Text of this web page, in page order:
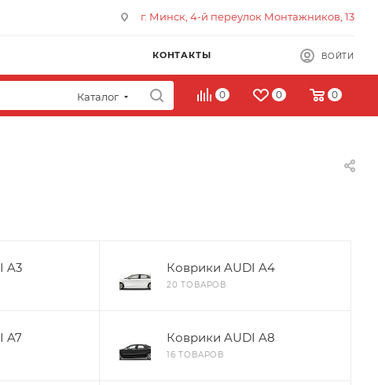
г. Минск, 4-й переулок Монтажников, 13
КОНТАКТЫ ВОЙТИ
Каталог 0 0 0
A3 Коврики AUDI A4
20 ТОВАРОВ
A7 Коврики AUDI A8
16 ТОВАРОВ